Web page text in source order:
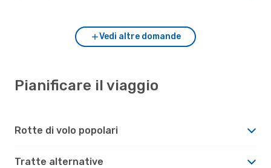
Vedi altre domande
Pianificare il viaggio
Rotte di volo popolari
Tratte alternative